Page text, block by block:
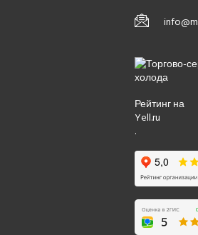
Рейтинг на
Yell.ru
.